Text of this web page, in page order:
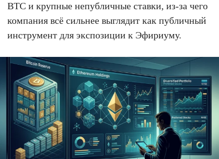
BTC и крупные непубличные ставки, из-за чего
компания всё сильнее выглядит как публичный
инструмент для экспозиции к Эфириуму.